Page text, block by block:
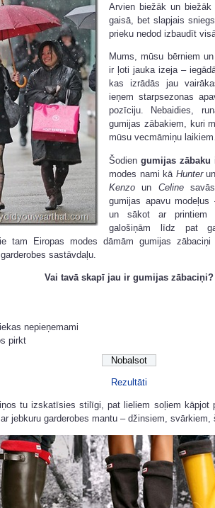
Arvien biežāk un
gaisā, bet slapjais
prieku nedod izbaudīt
Mums, mūsu bērniem
ir ļoti jauka izeja –
kas izrādās jau
ieņem starpsezonas
pozīciju. Nebaidies,
gumijas zābakiem, kuri
mūsu vecmāmiņu
Šodiengumijas zābaku
modes nami kā Hunterun
Kenzoun Celinesavās
gumijas apavu modeļus
un sākot ar printiem
galošiņām līdz pat
tam Eiropas modes dāmām gumijas
sastāvdaļu.
Vai tavā skapī jau ir gumijas zābaciņi?
nepieņemami
pirkt
Rezultāti
tu izskatīsies stilīgi, pat lieliem soļiem kāpjot
jebkuru garderobes mantu – džinsiem, svārkiem,